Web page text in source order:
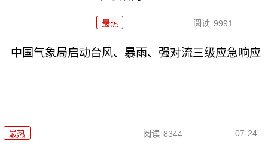
最热 阅读 9991
中国气象局启动台风、暴雨、强对流三级应急响应
最热 阅读 8344 07-24